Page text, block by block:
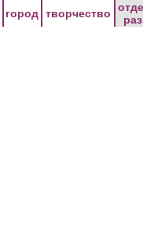
город творчество